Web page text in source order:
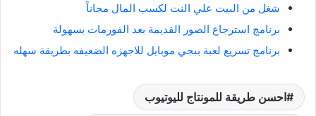
شغل من البيت علي النت لكسب المال مجاناً
برنامج استرجاع الصور القديمة بعد الفورمات بسهولة
برنامج تسريع لعبة ببجي موبايل للاجهزه الضعيفه بطريقة سهله
احسن طريقة للمونتاج لليوتيوب